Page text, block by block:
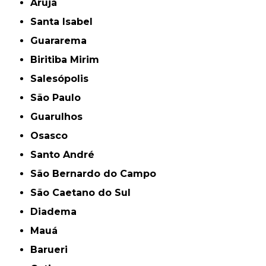
Arujá
Santa Isabel
Guararema
Biritiba Mirim
Salesópolis
São Paulo
Guarulhos
Osasco
Santo André
São Bernardo do Campo
São Caetano do Sul
Diadema
Mauá
Barueri